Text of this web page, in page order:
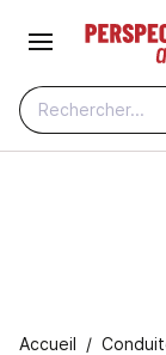
Aller au contenu
Rechercher...
Fil d'Ariane
Accueil